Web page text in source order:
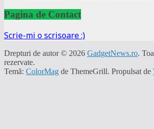
Pagina de Contact
Scrie-mi o scrisoare :)
Drepturi de autor © 2026 GadgetNews.ro.
rezervate.
Temă: ColorMag de ThemeGrill. Propulsat de